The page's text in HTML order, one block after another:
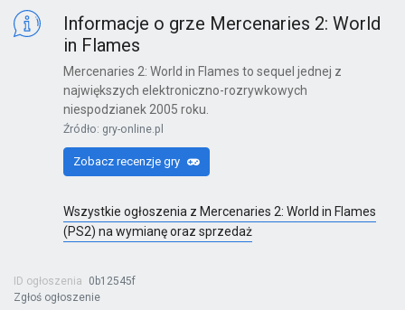
Kinect Sports Najlepsza Kolekcja
X360
Far Cry 6: Yara Edition
PS4
Informacje o grze Mercenaries 2: World
in Flames
Mercenaries 2: World in Flames to sequel jednej z
największych elektroniczno-rozrywkowych
niespodzianek 2005 roku.
Źródło: gry-online.pl
Zobacz recenzje gry
Wszystkie ogłoszenia z Mercenaries 2: World in Flames
(PS2) na wymianę oraz sprzedaż
ID ogłoszenia
0b12545f
Zgłoś ogłoszenie